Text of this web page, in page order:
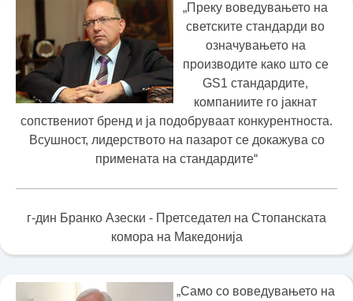
„Преку воведувањето на
светските стандарди во
означувањето на
производите како што се
GS1 стандардите,
компаниите го јакнат
сопствениот бренд и ја подобруваат конкурентноста.
Всушност, лидерството на пазарот се докажува со
примената на стандардите“
г-дин Бранко Азески - Претседател на Стопанската
комора на Македонија
„Само со воведувањето на